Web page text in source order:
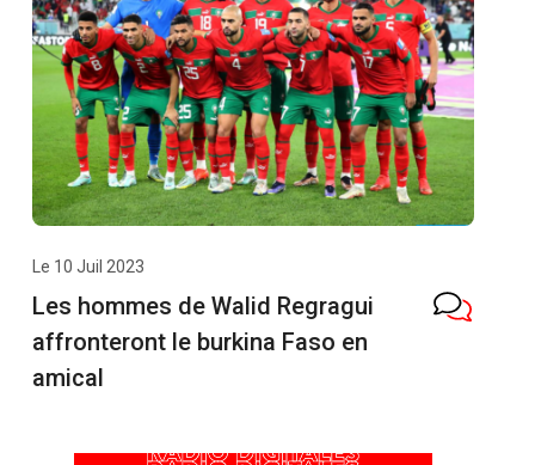
Le 10 Juil 2023
Les hommes de Walid Regragui
affronteront le burkina Faso en
amical